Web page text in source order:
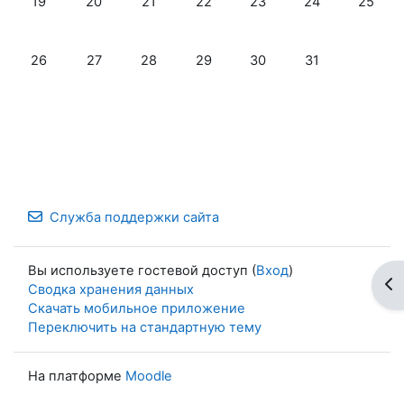
Нет событий, понедельник 26 января
26 Нет событий, вторник 27 января
27 Нет событий, среда 28 января
28 Нет событий, четверг 29 января
29 Нет событий, пятница
30 Нет событий,
31
Служба поддержки сайта
Вы используете гостевой доступ (Вход)
Сводка хранения данных
Скачать мобильное приложение
Переключить на стандартную тему
На платформе Moodle